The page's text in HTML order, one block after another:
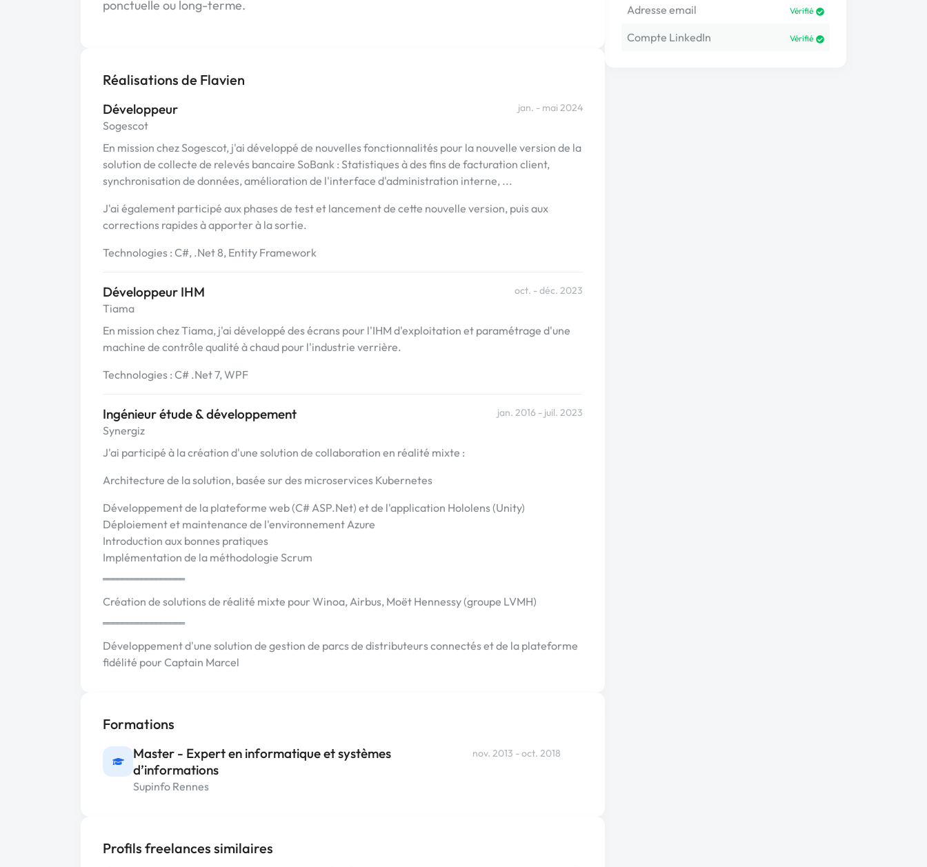
Adresse email Vérifié
Compte LinkedIn Vérifié
ponctuelle ou long-terme.
Réalisations de Flavien
Développeur
Sogescot
jan. - mai 2024
En mission chez Sogescot, j'ai développé de nouvelles fonctionnalités pour la nouvelle version de la
solution de collecte de relevés bancaire SoBank : Statistiques à des fins de facturation client,
synchronisation de données, amélioration de l'interface d'administration interne, ...
J'ai également participé aux phases de test et lancement de cette nouvelle version, puis aux
corrections rapides à apporter à la sortie.
Technologies : C#, .Net 8, Entity Framework
Développeur IHM
Tiama
oct. - déc. 2023
En mission chez Tiama, j'ai développé des écrans pour l'IHM d'exploitation et paramétrage d'une
machine de contrôle qualité à chaud pour l'industrie verrière.
Technologies : C# .Net 7, WPF
Ingénieur étude & développement
Synergiz
jan. 2016 - juil. 2023
J'ai participé à la création d'une solution de collaboration en réalité mixte :
Architecture de la solution, basée sur des microservices Kubernetes
Développement de la plateforme web (C# ASP.Net) et de l'application Hololens (Unity)
Déploiement et maintenance de l'environnement Azure
Introduction aux bonnes pratiques
Implémentation de la méthodologie Scrum
Création de solutions de réalité mixte pour Winoa, Airbus, Moët Hennessy (groupe LVMH)
Développement d'une solution de gestion de parcs de distributeurs connectés et de la plateforme
fidélité pour Captain Marcel
Formations
Master - Expert en informatique et systèmes
d’informations
Supinfo Rennes
nov. 2013 - oct. 2018
Profils freelances similaires